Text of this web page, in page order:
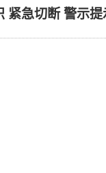
急切断 警示